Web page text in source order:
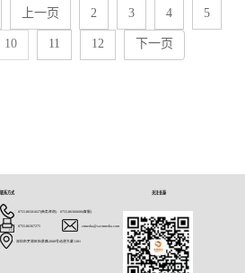
上一页 2 3 4 5
10 11 12 下一页
联系方式
：0755-86501027(商务咨询) 0755-86360606(客服)
：0755-86367275 ：ctmedia@szctmedia.com
：深圳市罗湖区怡景路2008号动漫大厦1301
关注长泰